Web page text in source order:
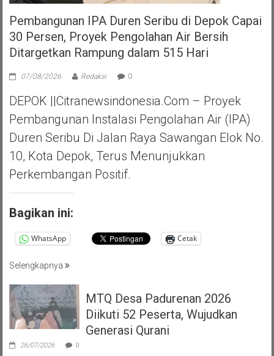
Pembangunan IPA Duren Seribu di Depok Capai
30 Persen, Proyek Pengolahan Air Bersih
Ditargetkan Rampung dalam 515 Hari
07/08/2026 Redaksi 0
DEPOK ||Citranewsindonesia.com – Proyek
Pembangunan Instalasi Pengolahan Air (IPA)
Duren Seribu Di Jalan Raya Sawangan Elok No.
10, Kota Depok, Terus Menunjukkan
Perkembangan Positif.
Bagikan ini:
WhatsApp Cetak
Selengkapnya
MTQ Desa Padurenan 2026
Diikuti 52 Peserta, Wujudkan
Generasi Qurani
26/07/2026 0